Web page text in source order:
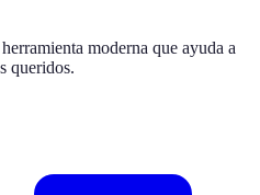
moderna que ayuda a
queridos.